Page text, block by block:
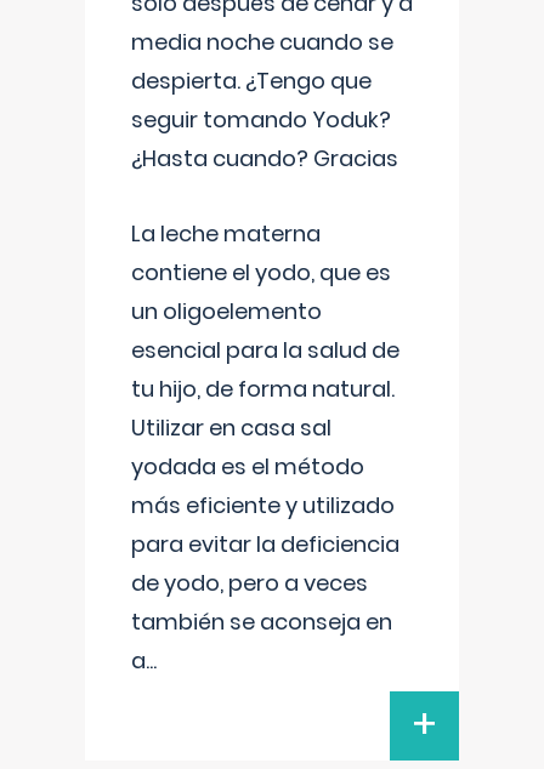
media noche cuando se
despierta. ¿Tengo que
seguir tomando Yoduk?
¿Hasta cuando? Gracias
La leche materna
contiene el yodo, que es
un oligoelemento
esencial para la salud de
tu hijo, de forma natural.
Utilizar en casa sal
yodada es el método
más eficiente y utilizado
para evitar la deficiencia
de yodo, pero a veces
también se aconseja en
a...
+